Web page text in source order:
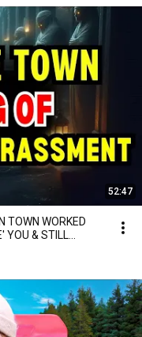
52:47
TOWN WORKED
YOU & STILL